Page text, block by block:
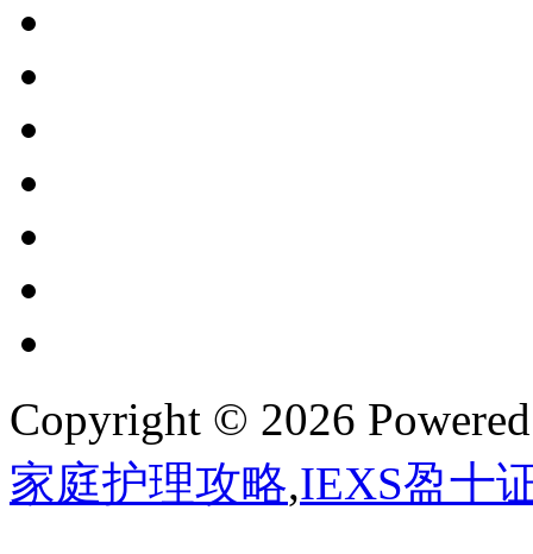
Copyright © 2026
家庭护理攻略,IEXS盈十